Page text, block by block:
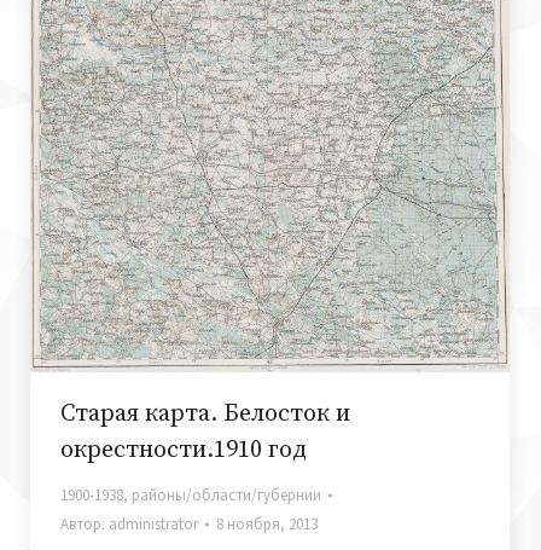
Старая карта. Белосток и
окрестности.1910 год
1900-1938, районы/области/губернии
Автор: administrator 8 ноября, 2013